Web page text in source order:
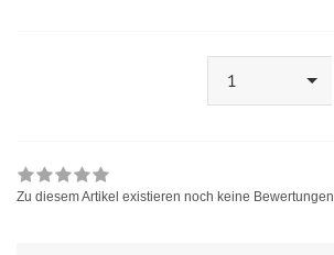
1
Zu diesem Artikel existieren noch keine Bewertungen